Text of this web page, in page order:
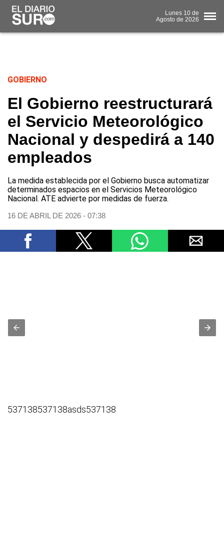
Lunes 10 de
Agosto de 2026
GOBIERNO
El Gobierno reestructurará
el Servicio Meteorológico
Nacional y despedirá a 140
empleados
La medida establecida por el Gobierno busca automatizar
determinados espacios en el Servicios Meteorológico
Nacional. ATE advierte por medidas de fuerza.
16 DE ABRIL DE 2026 - 07:38
537138537138asds537138